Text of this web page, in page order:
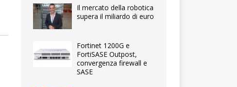
Il mercato della robotica
supera il miliardo di euro
Fortinet 1200G e
FortiSASE Outpost,
convergenza firewall e
SASE